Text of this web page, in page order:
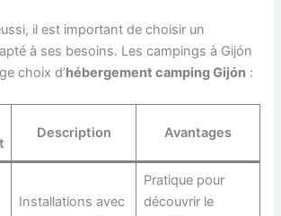
il est important de choisir un
à ses besoins. Les campings à Gijón
choix d’hébergement camping Gijón :
Description Avantages
Installations avec
Pratique pour
découvrir le